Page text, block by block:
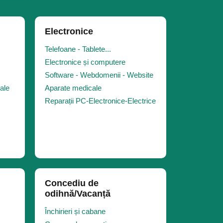
Electronice
Telefoane - Tablete...
Electronice și computere
Software - Webdomenii - Website
Aparate medicale
Reparații PC-Electronice-Electrice
Concediu de
odihnă/Vacanță
Închirieri și cabane